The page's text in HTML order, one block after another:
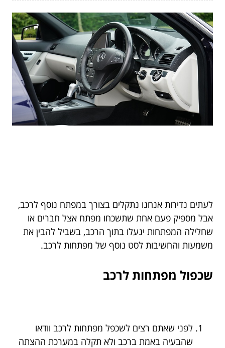
לעתים נדירות אנחנו נתקלים בצורך במפתח נוסף לרכב,
אבל מספיק פעם אחת שתשכחו מפתח אצל חברים או
שחלילה המפתחות ינעלו בתוך הרכב, בשביל להבין את
משמעות והחשיבות לסט נוסף של מפתחות לרכב.
שכפול מפתחות לרכב
לפני שאתם רצים לשכפל מפתחות לרכב וודאו
שהבעיה באמת ברכב ולא תקלה במערכת ההצתה